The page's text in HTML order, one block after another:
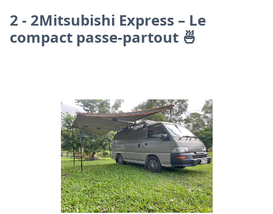
2 - 2Mitsubishi Express – Le
compact passe-partout 🍜